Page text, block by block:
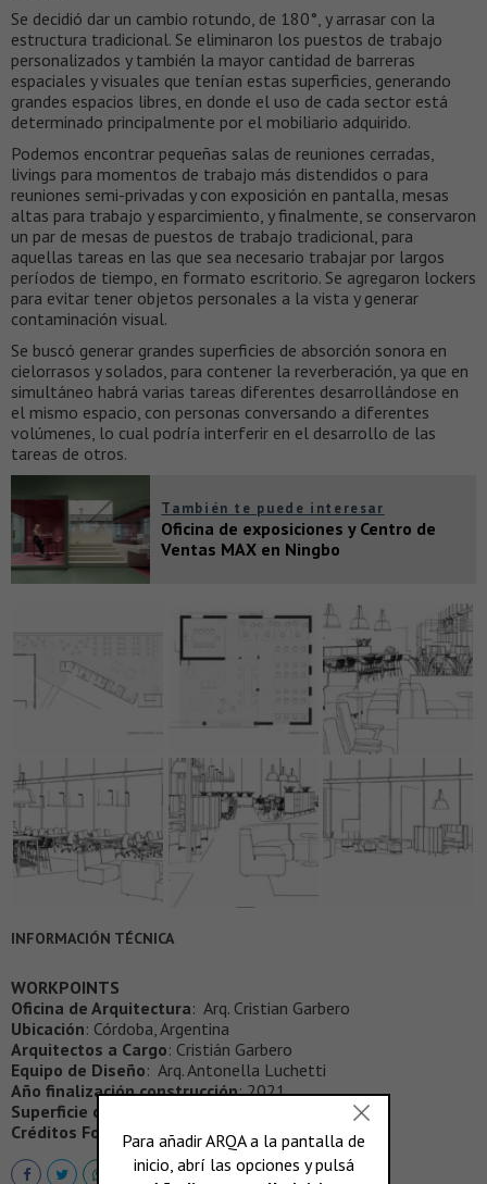
Se decidió dar un cambio rotundo, de 180°, y arrasar con la
estructura tradicional. Se eliminaron los puestos de trabajo
personalizados y también la mayor cantidad de barreras
espaciales y visuales que tenían estas superficies, generando
grandes espacios libres, en donde el uso de cada sector está
determinado principalmente por el mobiliario adquirido.
Podemos encontrar pequeñas salas de reuniones cerradas,
livings para momentos de trabajo más distendidos o para
reuniones semi-privadas y con exposición en pantalla, mesas
altas para trabajo y esparcimiento, y finalmente, se conservaron
un par de mesas de puestos de trabajo tradicional, para
aquellas tareas en las que sea necesario trabajar por largos
períodos de tiempo, en formato escritorio. Se agregaron lockers
para evitar tener objetos personales a la vista y generar
contaminación visual.
Se buscó generar grandes superficies de absorción sonora en
cielorrasos y solados, para contener la reverberación, ya que en
simultáneo habrá varias tareas diferentes desarrollándose en
el mismo espacio, con personas conversando a diferentes
volúmenes, lo cual podría interferir en el desarrollo de las
tareas de otros.
También te puede interesar
Oficina de exposiciones y Centro de
Ventas MAX en Ningbo
INFORMACIÓN TÉCNICA
WORKPOINTS
Oficina de Arquitectura: Arq. Cristian Garbero
Ubicación: Córdoba, Argentina
Arquitectos a Cargo: Cristián Garbero
Equipo de Diseño: Arq. Antonella Luchetti
Año finalización construcción: 2021
Superficie construida
Créditos Fotografía
: Gonzalo Viramonte